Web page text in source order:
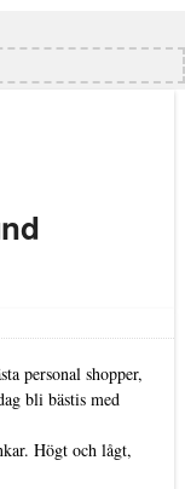
personal shopper,
bli bästis med
Högt och lågt,